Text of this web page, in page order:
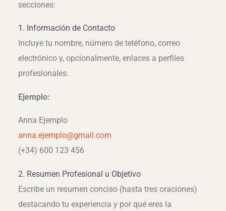
secciones:
1. Información de Contacto
Incluye tu nombre, número de teléfono, correo
electrónico y, opcionalmente, enlaces a perfiles
profesionales.
Ejemplo:
Anna Ejemplo
anna.ejemplo@gmail.com
(+34) 600 123 456
2. Resumen Profesional u Objetivo
Escribe un resumen conciso (hasta tres oraciones)
destacando tu experiencia y por qué eres la